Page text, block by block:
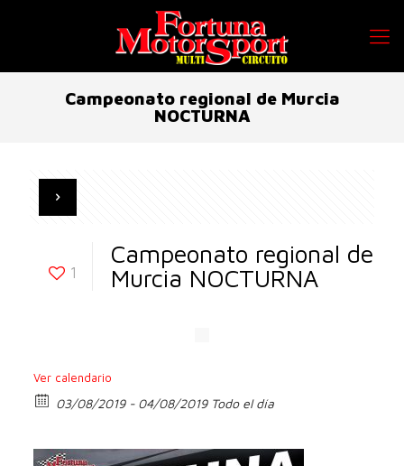
Campeonato regional de Murcia
NOCTURNA
1
Campeonato regional de
Murcia NOCTURNA
Ver calendario
03/08/2019 - 04/08/2019 Todo el día